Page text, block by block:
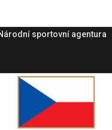
sportovní agentura